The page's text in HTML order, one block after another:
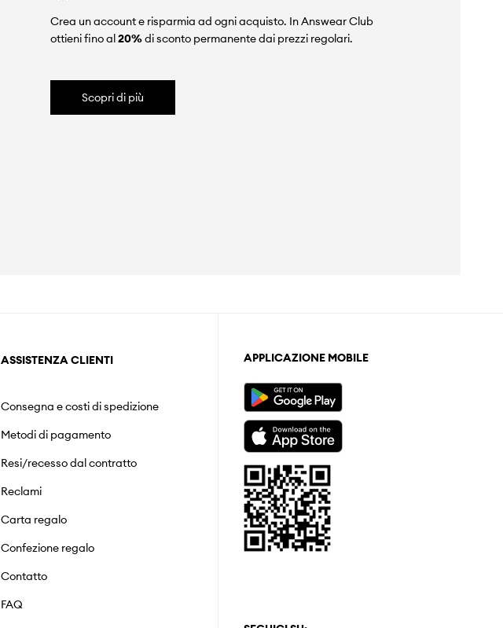
Crea un account e risparmia ad ogni acquisto. In Answear Club
ottieni fino al20%di sconto permanente dai prezzi regolari.
Scopri di più
ASSISTENZA CLIENTI
Consegna e costi di spedizione
Metodi di pagamento
Resi/recesso dal contratto
Reclami
Carta regalo
Confezione regalo
Contatto
FAQ
APPLICAZIONE MOBILE